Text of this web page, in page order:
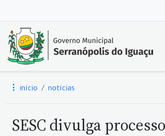
início notícias
SESC divulga